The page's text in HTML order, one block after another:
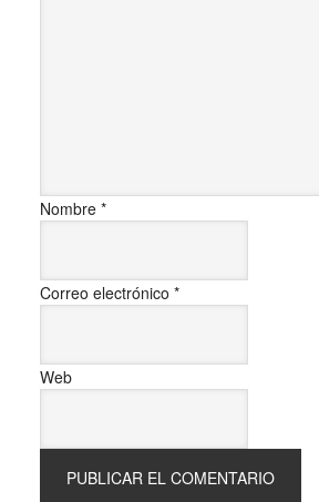
Nombre *
Correo electrónico *
Web